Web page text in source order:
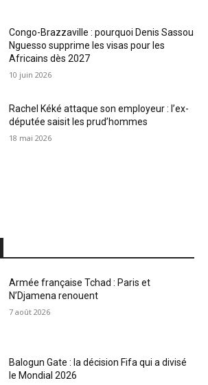
Congo-Brazzaville : pourquoi Denis Sassou
Nguesso supprime les visas pour les
Africains dès 2027
10 juin 2026
Rachel Kéké attaque son employeur : l’ex-
députée saisit les prud’hommes
18 mai 2026
Armée française Tchad : Paris et
N’Djamena renouent
7 août 2026
Balogun Gate : la décision Fifa qui a divisé
le Mondial 2026